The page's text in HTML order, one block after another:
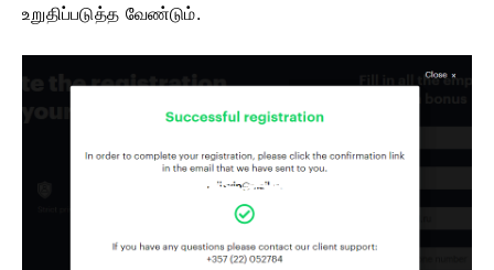
உறுதிப்படுத்த வேண்டும்.